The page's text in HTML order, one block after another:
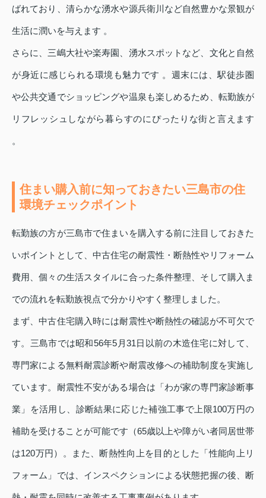
ばれており、清らかな湧水や源兵衛川など自然豊かな景観が
生活に潤いを与えます 。
さらに、三嶋大社や楽寿園、湧水スポットなど、文化と自然
が身近に感じられる環境も魅力です 。週末には、駅徒歩圏
や公共交通でショッピングや温泉も楽しめるため、転勤族が
リフレッシュしながら暮らすのにぴったりな街と言えます
。
住まい購入前に知っておきたい三島市の住
環境チェックポイント
転勤族の方が三島市で住まいを購入する前に注目しておきた
いポイントとして、中古住宅の耐震性・断熱性やリフォーム
費用、個々の生活スタイルに合った条件整理、そして購入ま
での流れを転勤族視点で分かりやすく整理しました。
まず、中古住宅購入時には耐震性や断熱性の確認が不可欠で
す。三島市では昭和56年5月31日以前の木造住宅に対して、
専門家による無料耐震診断や耐震改修への補助制度を実施し
ています。耐震性不安がある場合は「わが家の専門家診断事
業」を活用し、診断結果に応じた補強工事で上限100万円の
補助を受けることが可能です（65歳以上や障がい者同居世帯
は120万円）。また、断熱性向上を目的とした「性能向上リ
フォーム」では、インスペクションによる状態把握の後、断